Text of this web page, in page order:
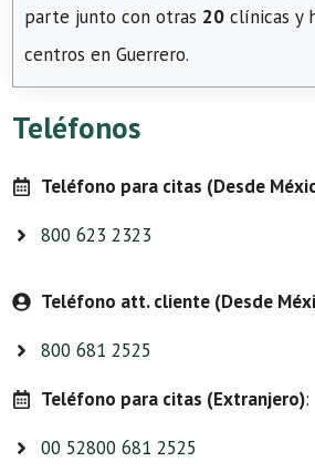
parte junto con otras 20 clínicas y
centros en Guerrero.
Teléfonos
Teléfono para citas (Desde
800 623 2323
Teléfono att. cliente (Desde
800 681 2525
Teléfono para citas (Extranjero):
00 52800 681 2525